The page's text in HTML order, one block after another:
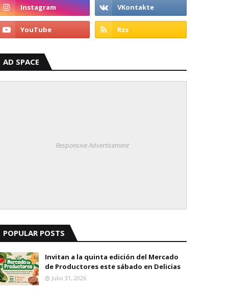
AD SPACE
Responsive Advertisement
POPULAR POSTS
Invitan a la quinta edición del Mercado
de Productores este sábado en Delicias
Julio 31, 2026